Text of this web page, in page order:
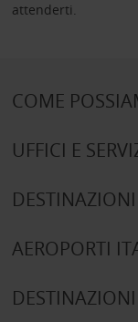
COME
UFFICI E
AEROPORTI